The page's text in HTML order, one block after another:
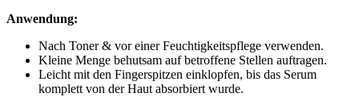
Anwendung:
Nach Toner & vor einer Feuchtigkeitspflege verwenden.
Kleine Menge behutsam auf betroffene Stellen auftragen.
Leicht mit den Fingerspitzen einklopfen, bis das Serum
komplett von der Haut absorbiert wurde.